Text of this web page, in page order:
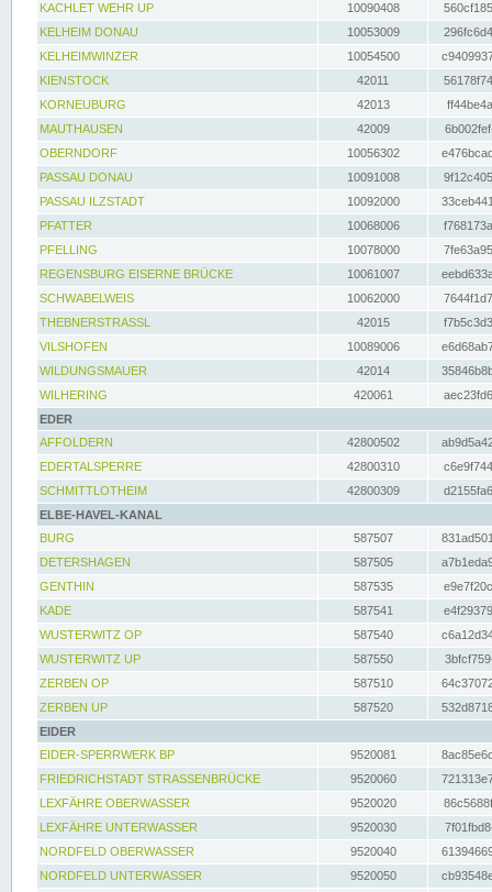
KACHLET WEHR UP
10090408
KELHEIM DONAU
10053009
KELHEIMWINZER
10054500
KIENSTOCK
42011
KORNEUBURG
42013
MAUTHAUSEN
42009
OBERNDORF
10056302
PASSAU DONAU
10091008
PASSAU ILZSTADT
10092000
PFATTER
10068006
PFELLING
10078000
REGENSBURG EISERNE BRÜCKE
10061007
SCHWABELWEIS
10062000
THEBNERSTRASSL
42015
VILSHOFEN
10089006
WILDUNGSMAUER
42014
WILHERING
420061
EDER
AFFOLDERN
42800502
EDERTALSPERRE
42800310
SCHMITTLOTHEIM
42800309
ELBE-HAVEL-KANAL
BURG
587507
DETERSHAGEN
587505
GENTHIN
587535
KADE
587541
WUSTERWITZ OP
587540
WUSTERWITZ UP
587550
ZERBEN OP
587510
ZERBEN UP
587520
EIDER
EIDER-SPERRWERK BP
9520081
FRIEDRICHSTADT STRASSENBRÜCKE
9520060
LEXFÄHRE OBERWASSER
9520020
LEXFÄHRE UNTERWASSER
9520030
NORDFELD OBERWASSER
9520040
NORDFELD UNTERWASSER
9520050